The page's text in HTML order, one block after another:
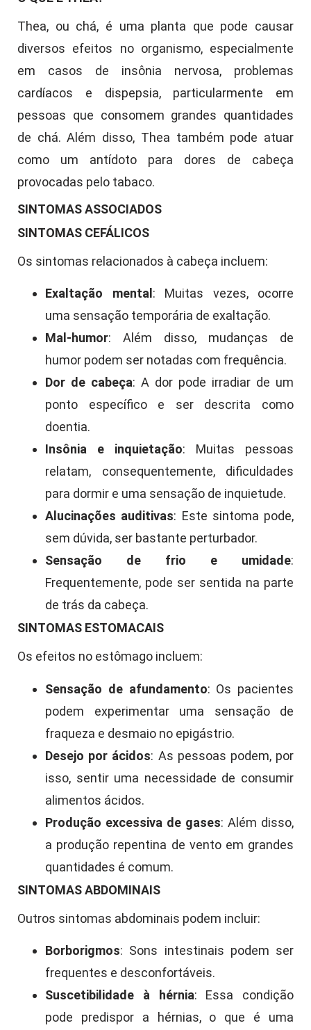
Thea, ou chá, é uma planta que pode causar
diversos efeitos no organismo, especialmente
em casos de insônia nervosa, problemas
cardíacos e dispepsia, particularmente em
pessoas que consomem grandes quantidades
de chá. Além disso, Thea também pode atuar
como um antídoto para dores de cabeça
provocadas pelo tabaco.
SINTOMAS ASSOCIADOS
SINTOMAS CEFÁLICOS
Os sintomas relacionados à cabeça incluem:
Exaltação mental : Muitas vezes, ocorre
uma sensação temporária de exaltação.
Mal-humor: Além disso, mudanças de
humor podem ser notadas com frequência.
Dor de cabeça: A dor pode irradiar de um
ponto específico e ser descrita como
doentia.
Insônia e inquietação: Muitas pessoas
relatam, consequentemente, dificuldades
para dormir e uma sensação de inquietude.
Alucinações auditivas: Este sintoma pode,
sem dúvida, ser bastante perturbador.
Sensação de frio e umidade:
Frequentemente, pode ser sentida na parte
de trás da cabeça.
SINTOMAS ESTOMACAIS
Os efeitos no estômago incluem:
Sensação de afundamento: Os pacientes
podem experimentar uma sensação de
fraqueza e desmaio no epigástrio.
Desejo por ácidos: As pessoas podem, por
isso, sentir uma necessidade de consumir
alimentos ácidos.
Produção excessiva de gases: Além disso,
a produção repentina de vento em grandes
quantidades é comum.
SINTOMAS ABDOMINAIS
Outros sintomas abdominais podem incluir:
Borborigmos: Sons intestinais podem ser
frequentes e desconfortáveis.
Suscetibilidade à hérnia: Essa condição
pode predispor a hérnias, o que é uma